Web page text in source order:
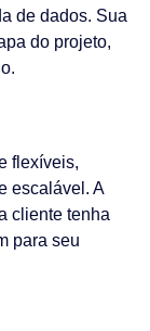
de dados. Sua
do projeto,
flexíveis,
escalável. A
cliente tenha
para seu